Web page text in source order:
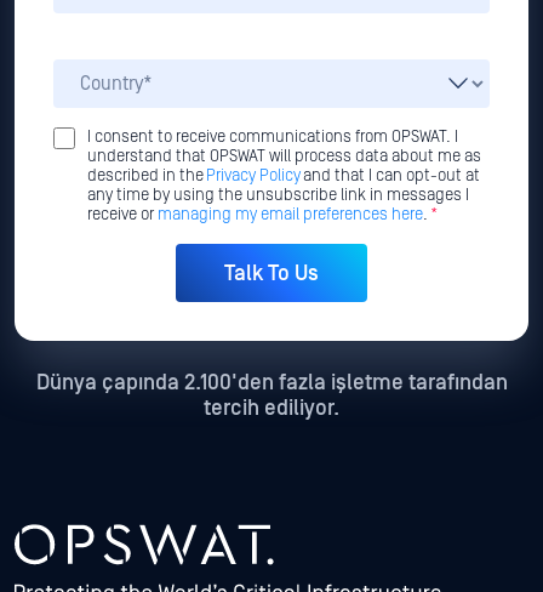
I consent to receive communications from OPSWAT. I
understand that OPSWAT will process data about me as
described in thePrivacy Policyand that I can opt-out at
any time by using the unsubscribe link in messages I
receive or managing my email preferences here. *
Dünya çapında 2.100'den fazla işletme tarafından
tercih ediliyor.